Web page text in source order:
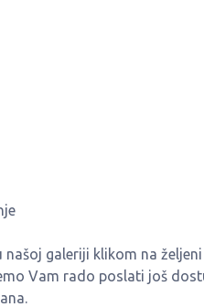
galeriji klikom na
Vam rado poslati još